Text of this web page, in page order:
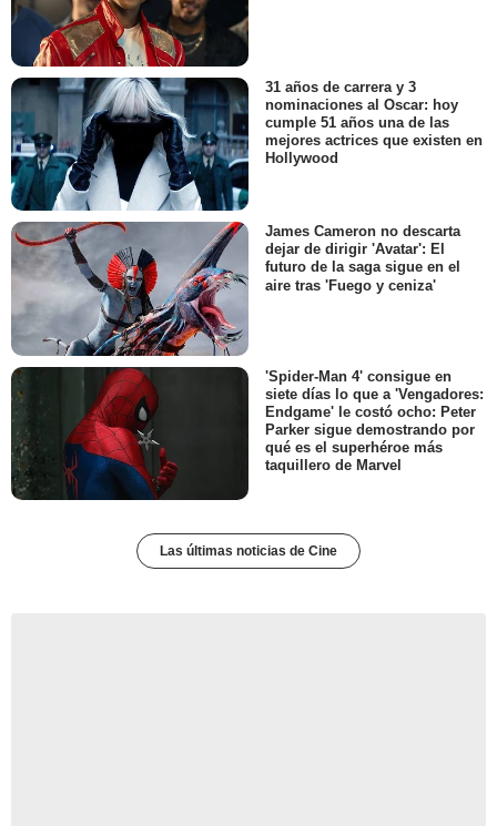
31 años de carrera y 3
nominaciones al Oscar: hoy
cumple 51 años una de las
mejores actrices que existen en
Hollywood
James Cameron no descarta
dejar de dirigir 'Avatar': El
futuro de la saga sigue en el
aire tras 'Fuego y ceniza'
'Spider-Man 4' consigue en
siete días lo que a 'Vengadores:
Endgame' le costó ocho: Peter
Parker sigue demostrando por
qué es el superhéroe más
taquillero de Marvel
Las últimas noticias de Cine